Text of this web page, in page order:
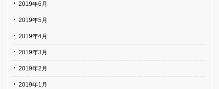
2019年6月
2019年5月
2019年4月
2019年3月
2019年2月
2019年1月